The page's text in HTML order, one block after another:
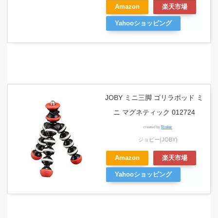
Amazon 楽天市場
Yahooショッピング
JOBY ミニ三脚 ゴリラポッド ミ
ニ マグネティック 012724
created by Rinker
ジョビー(JOBY)
Amazon 楽天市場
Yahooショッピング